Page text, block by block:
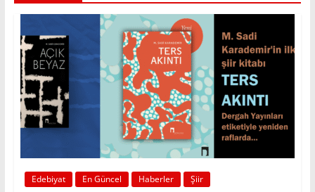
Edebiyat En Güncel Haberler Şiir